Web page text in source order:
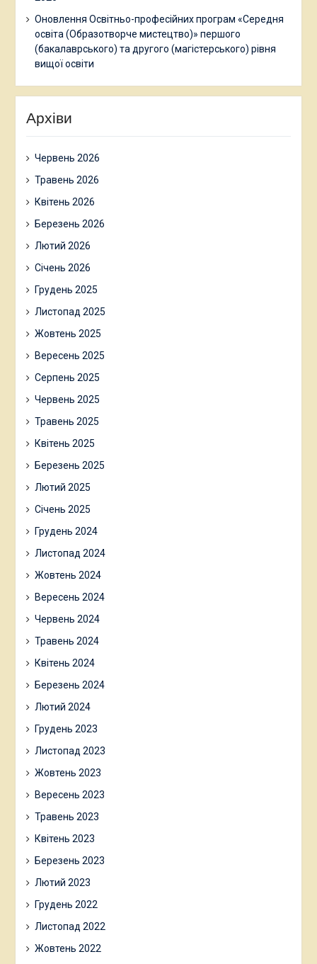
Оновлення Освітньо-професійних програм «Середня
освіта (Образотворче мистецтво)» першого
(бакалаврського) та другого (магістерського) рівня
вищої освіти
Архіви
Червень 2026
Травень 2026
Квітень 2026
Березень 2026
Лютий 2026
Січень 2026
Грудень 2025
Листопад 2025
Жовтень 2025
Вересень 2025
Серпень 2025
Червень 2025
Травень 2025
Квітень 2025
Березень 2025
Лютий 2025
Січень 2025
Грудень 2024
Листопад 2024
Жовтень 2024
Вересень 2024
Червень 2024
Травень 2024
Квітень 2024
Березень 2024
Лютий 2024
Грудень 2023
Листопад 2023
Жовтень 2023
Вересень 2023
Травень 2023
Квітень 2023
Березень 2023
Лютий 2023
Грудень 2022
Листопад 2022
Жовтень 2022